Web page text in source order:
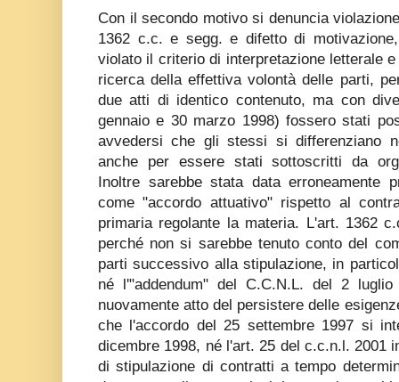
Con il secondo motivo si denuncia
1362 c.c. e segg. e difetto di
violato il criterio di interpretazione letterale
ricerca della effettiva volontà delle parti,
due atti di identico contenuto, ma con
gennaio e 30 marzo 1998) fossero stati
avvedersi che gli stessi si differenziano
anche per essere stati sottoscritti da
Inoltre sarebbe stata data erroneamente
come "accordo attuativo" rispetto al
primaria regolante la materia. L'art. 1362
perché non si sarebbe tenuto conto del
parti successivo alla stipulazione, in
né l'"addendum" del C.C.N.L. del 2
nuovamente atto del persistere delle
che l'accordo del 25 settembre 1997 si
dicembre 1998, né l'art. 25 del c.c.n.l. 2001
di stipulazione di contratti a tempo